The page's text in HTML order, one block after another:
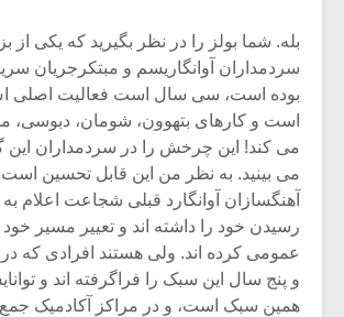
بله. شما بولز را در نظر بگیرید که یکی از
سردمداران آوانگاریسم و مبتکرجریان
بوده است، سی سال است فعالیت اصلی
است و کارهای بتهوون، شومان، دبوسی،
می کند! این چرخش را در سردمداران این
می بینید. به نظر من این قابل تحسین
آهنگسازان آوانگارد قبلی شجاعت اعلام
رسیدن خود را داشته اند و تعییر مسیر خود
عمومی کرده اند. ولی هستند افرادی که
و پنج سال این سبک را فراگرفته اند و
همین سبک است، و در مراکز آکادمیک جمع